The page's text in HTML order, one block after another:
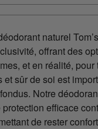
naturel
offrant des
et en réalité,
et sûr de soi est
Notre
protection efficace
de rester